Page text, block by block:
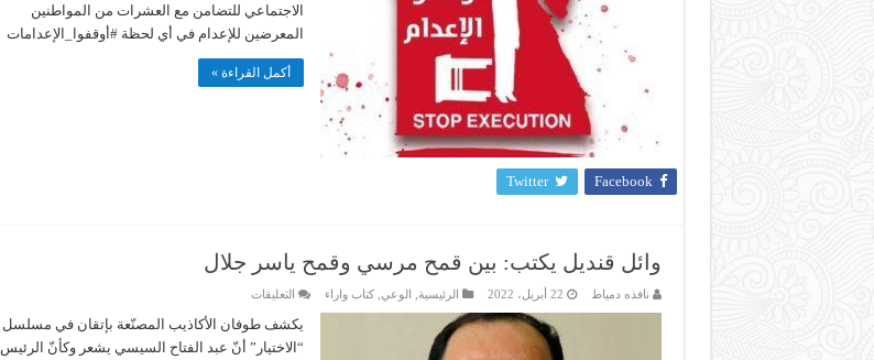
حملة
وقف
تنفيذ
الإعدامات
للأبرياء
مغلقة
الاجتماعي للتضامن مع العشرات من المواطنين
المعرضين للإعدام في أي لحظة #أوقفوا_الإعدامات
أكمل القراءة »
Facebook
Twitter
وائل قنديل يكتب: بين قمح مرسي وقمح ياسر جلال
نافذه دمياط 22 أبريل، 2022 الرئيسية الوعي ,كتاب واراء التعليقات
قنديل
يكتب:
بين
يكشف طوفان الأكاذيب المصنّعة بإتقان في مسلسل
“الاختيار” أنّ عبد الفتاح السيسي يشعر وكأنّ الرئيس